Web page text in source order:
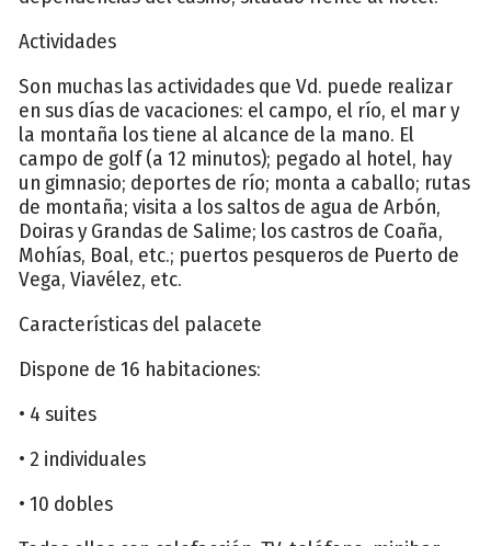
Actividades
Son muchas las actividades que Vd. puede realizar
en sus días de vacaciones: el campo, el río, el mar y
la montaña los tiene al alcance de la mano. El
campo de golf (a 12 minutos); pegado al hotel, hay
un gimnasio; deportes de río; monta a caballo; rutas
de montaña; visita a los saltos de agua de Arbón,
Doiras y Grandas de Salime; los castros de Coaña,
Mohías, Boal, etc.; puertos pesqueros de Puerto de
Vega, Viavélez, etc.
Características del palacete
Dispone de 16 habitaciones:
• 4 suites
• 2 individuales
• 10 dobles